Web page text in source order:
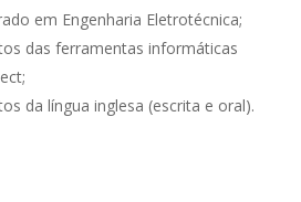
em Engenharia Eletrotécnica;
das ferramentas informáticas
da língua inglesa (escrita e oral).